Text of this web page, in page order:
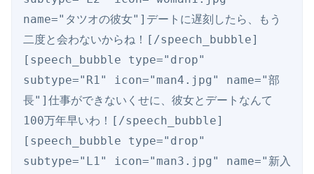
name="タツオの彼女"]デートに遅刻したら、もう
二度と会わないからね！[/speech_bubble]
[speech_bubble type="drop"
subtype="R1" icon="man4.jpg" name="部
長"]仕事ができないくせに、彼女とデートなんて
100万年早いわ！[/speech_bubble]
[speech_bubble type="drop"
subtype="L1" icon="man3.jpg" name="新入